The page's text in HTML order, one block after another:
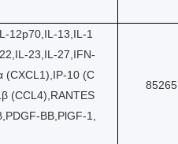
12p70,IL-13,IL-1
23,IL-27,IFN-
(CXCL1),IP-10 (C
(CCL4),RANTES
BB,PlGF-1,
85265